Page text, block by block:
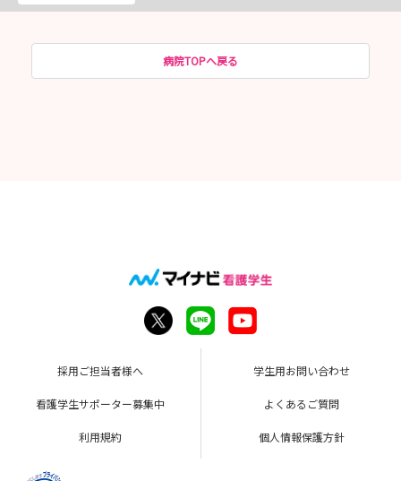
病院TOPへ戻る
採用ご担当者様へ 学生用お問い合わせ
看護学生サポーター募集中 よくあるご質問
利用規約 個人情報保護方針